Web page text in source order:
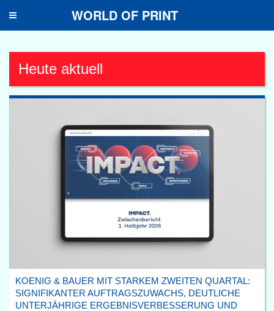
Toggle
WORLD OF PRINT
Heute aktuell
KOENIG & BAUER MIT STARKEM ZWEITEN QUARTAL:
SIGNIFIKANTER AUFTRAGSZUWACHS, DEUTLICHE
UNTERJÄHRIGE ERGEBNISVERBESSERUNG UND